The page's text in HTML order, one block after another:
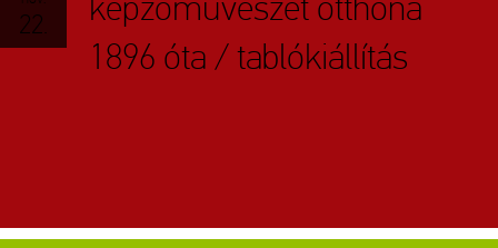
22.
képzőművészet otthona
1896 óta / tablókiállítás